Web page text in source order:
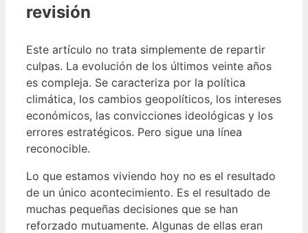
revisión
Este artículo no trata simplemente de repartir
culpas. La evolución de los últimos veinte años
es compleja. Se caracteriza por la política
climática, los cambios geopolíticos, los intereses
económicos, las convicciones ideológicas y los
errores estratégicos. Pero sigue una línea
reconocible.
Lo que estamos viviendo hoy no es el resultado
de un único acontecimiento. Es el resultado de
muchas pequeñas decisiones que se han
reforzado mutuamente. Algunas de ellas eran